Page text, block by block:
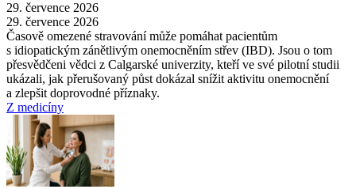
29. července 2026
29. července 2026
Časově omezené stravování může pomáhat pacientům
s idiopatickým zánětlivým onemocněním střev (IBD). Jsou o tom
přesvědčeni vědci z Calgarské univerzity, kteří ve své pilotní studii
ukázali, jak přerušovaný půst dokázal snížit aktivitu onemocnění
a zlepšit doprovodné příznaky.
Z medicíny